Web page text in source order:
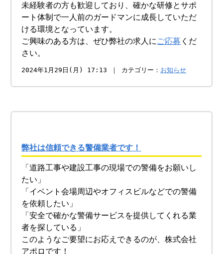
未経験者の方も歓迎しており、確かな研修とサポ
ート体制で一人前のガードマンに成長していただ
ける環境となっています。
ご興味のある方は、ぜひ弊社の求人にご応募 くだ
さい。
2024年1月29日(月) 17:13 ｜ カテゴリー： お知らせ
弊社は信頼できる警備業者です！
「道路工事や建設工事の現場での警備をお願いし
たい」
「イベント会場周辺やオフィスビルなどでの警備
を依頼したい」
「安全で確かな警備サービスを提供してくれる業
者を探している」
このようなご要望にお応えできるのが、株式会社
アポロです！